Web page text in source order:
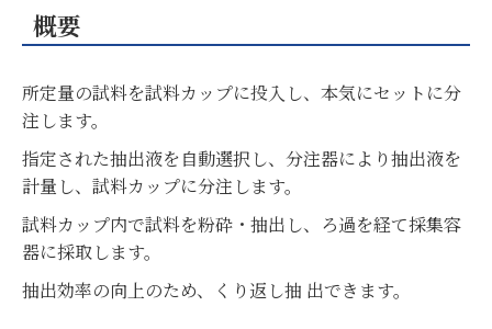
概要
所定量の試料を試料カップに投入し、本気にセットに分
注します。
指定された抽出液を自動選択し、分注器により抽出液を
計量し、試料カップに分注します。
試料カップ内で試料を粉砕・抽出し、ろ過を経て採集容
器に採取します。
抽出効率の向上のため、くり返し抽 出できます。